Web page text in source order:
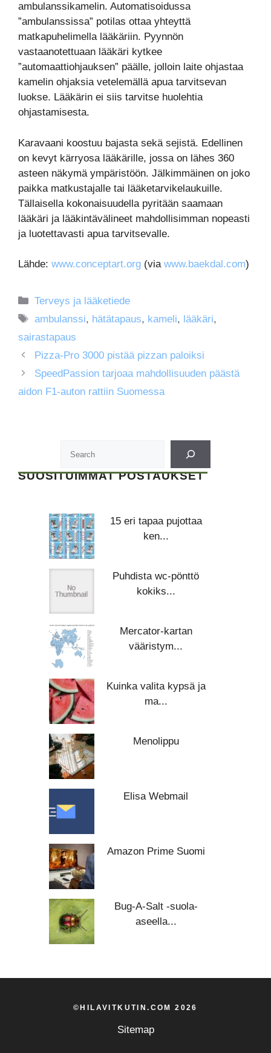
ambulanssikamelin. Automatisoidussa
”ambulanssissa” potilas ottaa yhteyttä
matkapuhelimella lääkäriin. Pyynnön
vastaanotettuaan lääkäri kytkee
”automaattiohjauksen” päälle, jolloin laite ohjastaa
kamelin ohjaksia vetelemällä apua tarvitsevan
luokse. Lääkärin ei siis tarvitse huolehtia
ohjastamisesta.
Karavaani koostuu bajasta sekä sejistä. Edellinen
on kevyt kärryosa lääkärille, jossa on lähes 360
asteen näkymä ympäristöön. Jälkimmäinen on joko
paikka matkustajalle tai lääketarvikelaukuille.
Tällaisella kokonaisuudella pyritään saamaan
lääkäri ja lääkintävälineet mahdollisimman nopeasti
ja luotettavasti apua tarvitsevalle.
Lähde: www.conceptart.org (via www.baekdal.com)
Kategoriat
Terveys ja lääketiede
Avainsanat
ambulanssi, hätätapaus, kameli, lääkäri,
sairastapaus
Pizza-Pro 3000 pistää pizzan paloiksi
SpeedPassion tarjoaa mahdollisuuden päästä
aidon F1-auton rattiin Suomessa
SUOSITUIMMAT POSTAUKSET
15 eri tapaa pujottaa
ken...
Puhdista wc-pönttö
kokiks...
Mercator-kartan
vääristym...
Kuinka valita kypsä ja
ma...
Menolippu
Elisa Webmail
Amazon Prime Suomi
Bug-A-Salt -suola-
aseella...
©HILAVITKUTIN.COM 2026
Sitemap